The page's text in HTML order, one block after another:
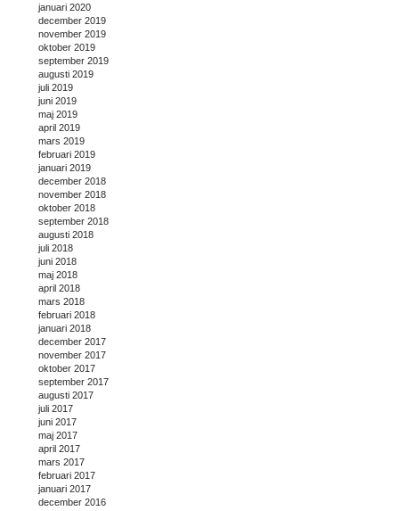
januari 2020
december 2019
november 2019
oktober 2019
september 2019
augusti 2019
juli 2019
juni 2019
maj 2019
april 2019
mars 2019
februari 2019
januari 2019
december 2018
november 2018
oktober 2018
september 2018
augusti 2018
juli 2018
juni 2018
maj 2018
april 2018
mars 2018
februari 2018
januari 2018
december 2017
november 2017
oktober 2017
september 2017
augusti 2017
juli 2017
juni 2017
maj 2017
april 2017
mars 2017
februari 2017
januari 2017
december 2016